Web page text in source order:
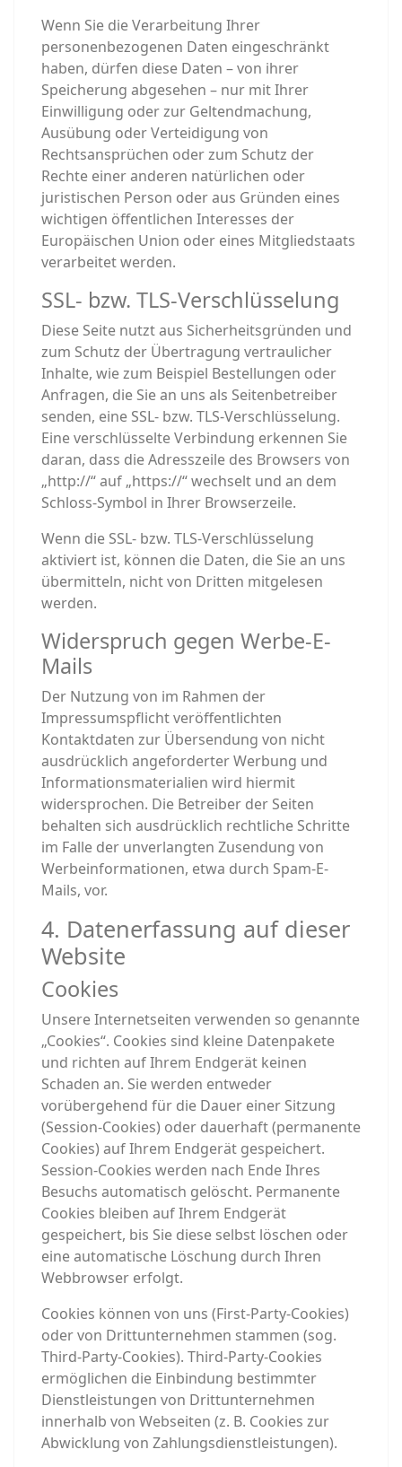
Wenn Sie die Verarbeitung Ihrer
personenbezogenen Daten eingeschränkt
haben, dürfen diese Daten – von ihrer
Speicherung abgesehen – nur mit Ihrer
Einwilligung oder zur Geltendmachung,
Ausübung oder Verteidigung von
Rechtsansprüchen oder zum Schutz der
Rechte einer anderen natürlichen oder
juristischen Person oder aus Gründen eines
wichtigen öffentlichen Interesses der
Europäischen Union oder eines Mitgliedstaats
verarbeitet werden.
SSL- bzw. TLS-Verschlüsselung
Diese Seite nutzt aus Sicherheitsgründen und
zum Schutz der Übertragung vertraulicher
Inhalte, wie zum Beispiel Bestellungen oder
Anfragen, die Sie an uns als Seitenbetreiber
senden, eine SSL- bzw. TLS-Verschlüsselung.
Eine verschlüsselte Verbindung erkennen Sie
daran, dass die Adresszeile des Browsers von
„http://“ auf „https://“ wechselt und an dem
Schloss-Symbol in Ihrer Browserzeile.
Wenn die SSL- bzw. TLS-Verschlüsselung
aktiviert ist, können die Daten, die Sie an uns
übermitteln, nicht von Dritten mitgelesen
werden.
Widerspruch gegen Werbe-E-
Mails
Der Nutzung von im Rahmen der
Impressumspflicht veröffentlichten
Kontaktdaten zur Übersendung von nicht
ausdrücklich angeforderter Werbung und
Informationsmaterialien wird hiermit
widersprochen. Die Betreiber der Seiten
behalten sich ausdrücklich rechtliche Schritte
im Falle der unverlangten Zusendung von
Werbeinformationen, etwa durch Spam-E-
Mails, vor.
4. Datenerfassung auf dieser
Website
Cookies
Unsere Internetseiten verwenden so genannte
„Cookies“. Cookies sind kleine Datenpakete
und richten auf Ihrem Endgerät keinen
Schaden an. Sie werden entweder
vorübergehend für die Dauer einer Sitzung
(Session-Cookies) oder dauerhaft (permanente
Cookies) auf Ihrem Endgerät gespeichert.
Session-Cookies werden nach Ende Ihres
Besuchs automatisch gelöscht. Permanente
Cookies bleiben auf Ihrem Endgerät
gespeichert, bis Sie diese selbst löschen oder
eine automatische Löschung durch Ihren
Webbrowser erfolgt.
Cookies können von uns (First-Party-Cookies)
oder von Drittunternehmen stammen (sog.
Third-Party-Cookies). Third-Party-Cookies
ermöglichen die Einbindung bestimmter
Dienstleistungen von Drittunternehmen
innerhalb von Webseiten (z. B. Cookies zur
Abwicklung von Zahlungsdienstleistungen).